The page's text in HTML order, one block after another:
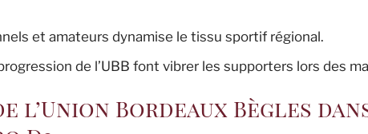
et amateurs dynamise le tissu sportif régional.
de l’UBB font vibrer les supporters lors des
l’Union Bordeaux Bègles